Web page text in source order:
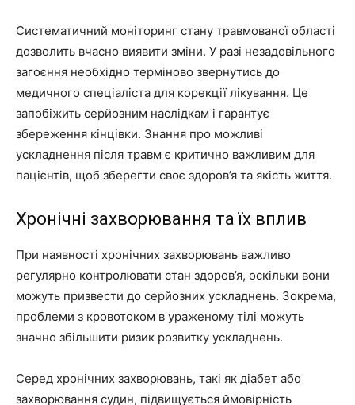
Систематичний моніторинг стану травмованої області
дозволить вчасно виявити зміни. У разі незадовільного
загоєння необхідно терміново звернутись до
медичного спеціаліста для корекції лікування. Це
запобіжить серйозним наслідкам і гарантує
збереження кінцівки. Знання про можливі
ускладнення після травм є критично важливим для
пацієнтів, щоб зберегти своє здоров’я та якість життя.
Хронічні захворювання та їх вплив
При наявності хронічних захворювань важливо
регулярно контролювати стан здоров’я, оскільки вони
можуть призвести до серйозних ускладнень. Зокрема,
проблеми з кровотоком в ураженому тілі можуть
значно збільшити ризик розвитку ускладнень.
Серед хронічних захворювань, такі як діабет або
захворювання судин, підвищується ймовірність